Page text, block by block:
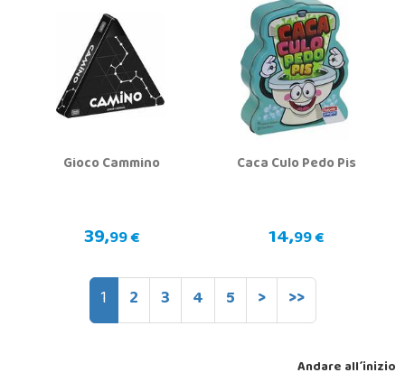
Gioco Cammino
39,99 €
Caca Culo Pedo Pis
14,99 €
1 2 3 4 5 > >>
Andare all´inizio